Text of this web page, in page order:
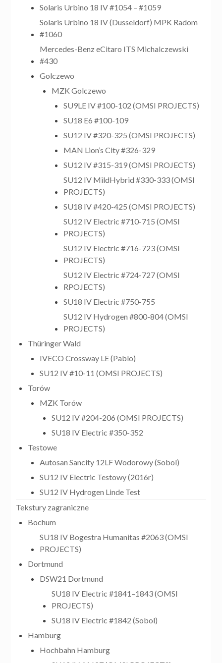
Solaris Urbino 18 IV #1054 – #1059
Solaris Urbino 18 IV (Dusseldorf) MPK Radom
#1060
Mercedes-Benz eCitaro ITS Michalczewski
#430
Golczewo
MZK Golczewo
SU9LE IV #100-102 (OMSI PROJECTS)
SU18 E6 #100-109
SU12 IV #320-325 (OMSI PROJECTS)
MAN Lion’s City #326-329
SU12 IV #315-319 (OMSI PROJECTS)
SU12 IV MildHybrid #330-333 (OMSI
PROJECTS)
SU18 IV #420-425 (OMSI PROJECTS)
SU12 IV Electric #710-715 (OMSI
PROJECTS)
SU12 IV Electric #716-723 (OMSI
PROJECTS)
SU12 IV Electric #724-727 (OMSI
RPOJECTS)
SU18 IV Electric #750-755
SU12 IV Hydrogen #800-804 (OMSI
PROJECTS)
Thüringer Wald
IVECO Crossway LE (Pablo)
SU12 IV #10-11 (OMSI PROJECTS)
Torów
MZK Torów
SU12 IV #204-206 (OMSI PROJECTS)
SU18 IV Electric #350-352
Testowe
Autosan Sancity 12LF Wodorowy (Sobol)
SU12 IV Electric Testowy (2016r)
SU12 IV Hydrogen Linde Test
Tekstury zagraniczne
Bochum
SU18 IV Bogestra Humanitas #2063 (OMSI
PROJECTS)
Dortmund
DSW21 Dortmund
SU18 IV Electric #1841–1843 (OMSI
PROJECTS)
SU18 IV Electric #1842 (Sobol)
Hamburg
Hochbahn Hamburg